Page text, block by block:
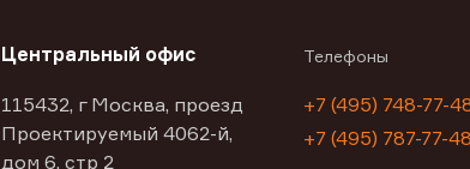
Центральный офис
115432, г Москва, проезд
Проектируемый 4062-й,
дом 6, стр 2
Телефоны
+7 (495) 748-77-
+7 (495) 787-77-48